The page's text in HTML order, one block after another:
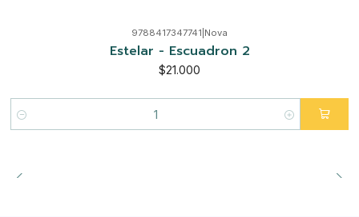
9788417347741 Nova
Estelar - Escuadron 2
$21.000
Cantidad